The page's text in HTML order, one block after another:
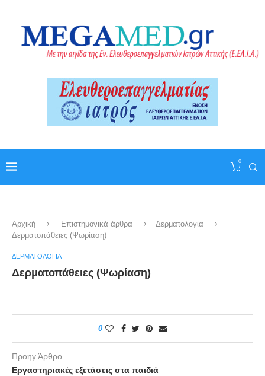
0
Αρχική Επιστημονικά άρθρα
Δερματολογία
Δερματοπάθειες (Ψωρίαση)
ΔΕΡΜΑΤΟΛΟΓΊΑ
Δερματοπάθειες (Ψωρίαση)
0
Προηγ Άρθρο
Εργαστηριακές εξετάσεις στα παιδιά